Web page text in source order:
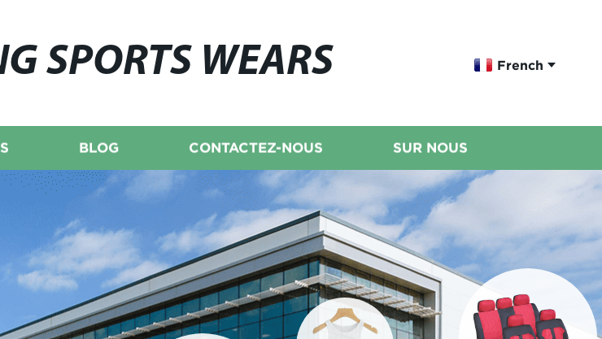
SPORTS WEARS French
BLOG CONTACTEZ-NOUS SUR NOUS